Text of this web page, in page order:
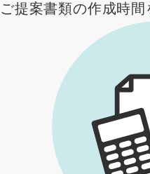
ご提案書類の作成時間